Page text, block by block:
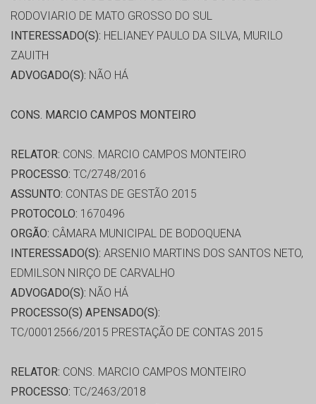
RODOVIARIO DE MATO GROSSO DO SUL
INTERESSADO(S): HELIANEY PAULO DA SILVA, MURILO
ZAUITH
ADVOGADO(S): NÃO HÁ
CONS. MARCIO CAMPOS MONTEIRO
RELATOR: CONS. MARCIO CAMPOS MONTEIRO
PROCESSO: TC/2748/2016
ASSUNTO: CONTAS DE GESTÃO 2015
PROTOCOLO: 1670496
ORGÃO: CÂMARA MUNICIPAL DE BODOQUENA
INTERESSADO(S): ARSENIO MARTINS DOS SANTOS NETO,
EDMILSON NIRÇO DE CARVALHO
ADVOGADO(S): NÃO HÁ
PROCESSO(S) APENSADO(S):
TC/00012566/2015 PRESTAÇÃO DE CONTAS 2015
RELATOR: CONS. MARCIO CAMPOS MONTEIRO
PROCESSO: TC/2463/2018